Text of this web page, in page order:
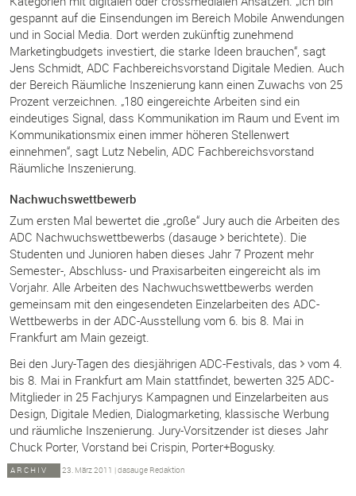
gespannt auf die Einsendungen im Bereich Mobile Anwendungen
und in Social Media. Dort werden zukünftig zunehmend
Marketingbudgets investiert, die starke Ideen brauchen“, sagt
Jens Schmidt, ADC Fachbereichsvorstand Digitale Medien. Auch
der Bereich Räumliche Inszenierung kann einen Zuwachs von 25
Prozent verzeichnen. „180 eingereichte Arbeiten sind ein
eindeutiges Signal, dass Kommunikation im Raum und Event im
Kommunikationsmix einen immer höheren Stellenwert
einnehmen“, sagt Lutz Nebelin, ADC Fachbereichsvorstand
Räumliche Inszenierung.
Nachwuchswettbewerb
Zum ersten Mal bewertet die „große“ Jury auch die Arbeiten des
ADC Nachwuchswettbewerbs (dasauge
berichtete). Die
Studenten und Junioren haben dieses Jahr 7 Prozent mehr
Semester-, Abschluss- und Praxisarbeiten eingereicht als im
Vorjahr. Alle Arbeiten des Nachwuchswettbewerbs werden
gemeinsam mit den eingesendeten Einzelarbeiten des ADC-
Wettbewerbs in der ADC-Ausstellung vom 6. bis 8. Mai in
Frankfurt am Main gezeigt.
Bei den Jury-Tagen des diesjährigen ADC-Festivals, das
vom 4.
bis 8. Mai in Frankfurt am Main stattfindet, bewerten 325 ADC-
Mitglieder in 25 Fachjurys Kampagnen und Einzelarbeiten aus
Design, Digitale Medien, Dialogmarketing, klassische Werbung
und räumliche Inszenierung. Jury-Vorsitzender ist dieses Jahr
Chuck Porter, Vorstand bei Crispin, Porter+Bogusky.
ARCHIV 23. März 2011 |dasauge Redaktion